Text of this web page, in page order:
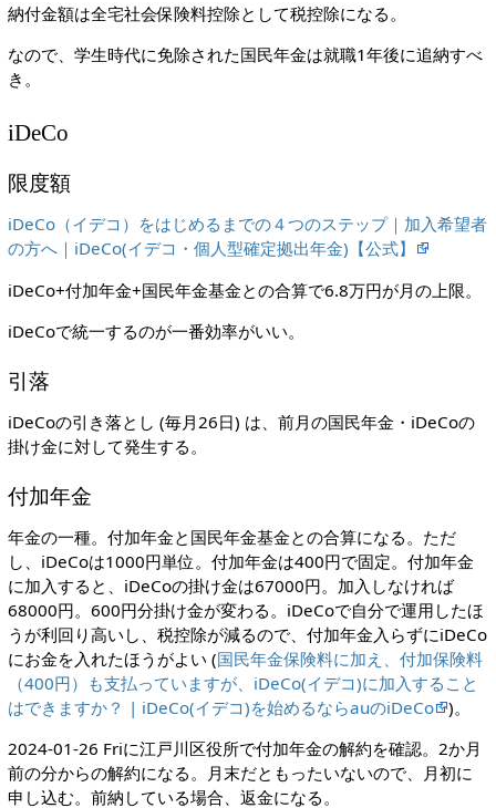
納付金額は全宅社会保険料控除として税控除になる。
なので、学生時代に免除された国民年金は就職1年後に追納すべ
き。
iDeCo
限度額
iDeCo（イデコ）をはじめるまでの４つのステップ｜加入希望者
の方へ｜iDeCo(イデコ・個人型確定拠出年金)【公式】
iDeCo+付加年金+国民年金基金との合算で6.8万円が月の上限。
iDeCoで統一するのが一番効率がいい。
引落
iDeCoの引き落とし (毎月26日) は、前月の国民年金・iDeCoの
掛け金に対して発生する。
付加年金
年金の一種。付加年金と国民年金基金との合算になる。ただ
し、iDeCoは1000円単位。付加年金は400円で固定。付加年金
に加入すると、iDeCoの掛け金は67000円。加入しなければ
68000円。600円分掛け金が変わる。iDeCoで自分で運用したほ
うが利回り高いし、税控除が減るので、付加年金入らずにiDeCo
にお金を入れたほうがよい (国民年金保険料に加え、付加保険料
（400円）も支払っていますが、iDeCo(イデコ)に加入すること
はできますか？ | iDeCo(イデコ)を始めるならauのiDeCo
)。
2024-01-26 Friに江戸川区役所で付加年金の解約を確認。2か月
前の分からの解約になる。月末だともったいないので、月初に
申し込む。前納している場合、返金になる。